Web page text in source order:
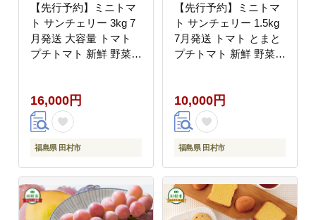
【先行予約】ミニトマ
ト サンチェリー 3kg 7
月発送 大容量 トマト
プチトマト 新鮮 野菜
答 プレゼント 福島県
田村市 田村 よしのや農
園 N061-002
16,000円
福島県 田村市
【先行予約】ミニトマ
ト サンチェリー 1.5kg
7月発送 トマト とまと
プチトマト 新鮮 野菜
10000円 1万円 福島県
田村市 田村 よしのや農
園 N061-001
10,000円
福島県 田村市